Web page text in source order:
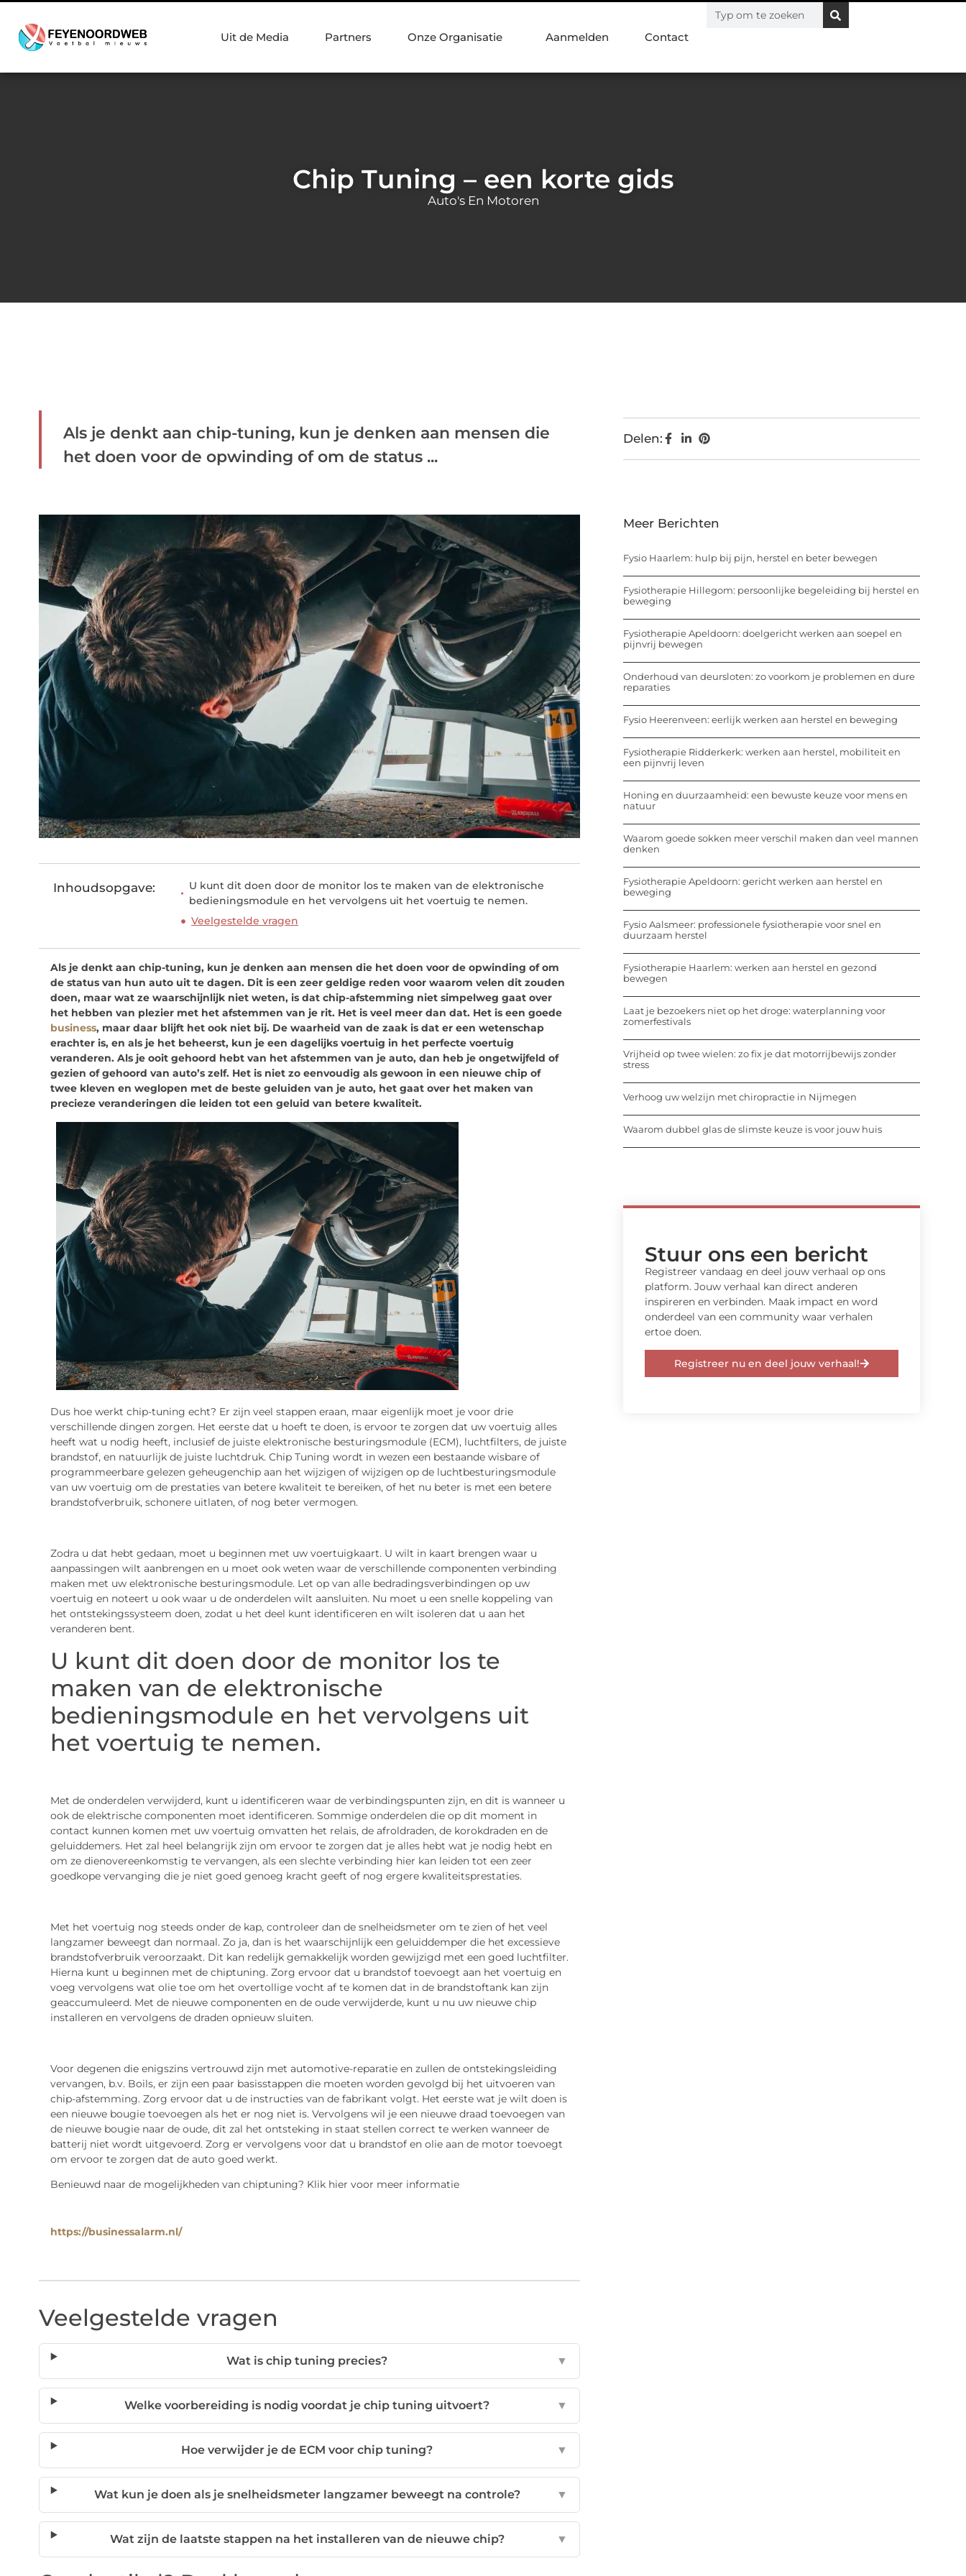
Uit de Media Partners Onze Organisatie Aanmelden Contact
Chip Tuning – een korte gids
Auto's En Motoren
Als je denkt aan chip-tuning, kun je denken aan mensen die
het doen voor de opwinding of om de status ...
Inhoudsopgave:
U kunt dit doen door de monitor los te maken van de elektronische
bedieningsmodule en het vervolgens uit het voertuig te nemen.
Veelgestelde vragen
Als je denkt aan chip-tuning, kun je denken aan mensen die het doen voor de opwinding of om
de status van hun auto uit te dagen. Dit is een zeer geldige reden voor waarom velen dit zouden
doen, maar wat ze waarschijnlijk niet weten, is dat chip-afstemming niet simpelweg gaat over
het hebben van plezier met het afstemmen van je rit. Het is veel meer dan dat. Het is een goede
business, maar daar blijft het ook niet bij. De waarheid van de zaak is dat er een wetenschap
erachter is, en als je het beheerst, kun je een dagelijks voertuig in het perfecte voertuig
veranderen. Als je ooit gehoord hebt van het afstemmen van je auto, dan heb je ongetwijfeld of
gezien of gehoord van auto’s zelf. Het is niet zo eenvoudig als gewoon in een nieuwe chip of
twee kleven en weglopen met de beste geluiden van je auto, het gaat over het maken van
precieze veranderingen die leiden tot een geluid van betere kwaliteit.
Dus hoe werkt chip-tuning echt? Er zijn veel stappen eraan, maar eigenlijk moet je voor drie
verschillende dingen zorgen. Het eerste dat u hoeft te doen, is ervoor te zorgen dat uw voertuig alles
heeft wat u nodig heeft, inclusief de juiste elektronische besturingsmodule (ECM), luchtfilters, de juiste
brandstof, en natuurlijk de juiste luchtdruk. Chip Tuning wordt in wezen een bestaande wisbare of
programmeerbare gelezen geheugenchip aan het wijzigen of wijzigen op de luchtbesturingsmodule
van uw voertuig om de prestaties van betere kwaliteit te bereiken, of het nu beter is met een betere
brandstofverbruik, schonere uitlaten, of nog beter vermogen.
Zodra u dat hebt gedaan, moet u beginnen met uw voertuigkaart. U wilt in kaart brengen waar u
aanpassingen wilt aanbrengen en u moet ook weten waar de verschillende componenten verbinding
maken met uw elektronische besturingsmodule. Let op van alle bedradingsverbindingen op uw
voertuig en noteert u ook waar u de onderdelen wilt aansluiten. Nu moet u een snelle koppeling van
het ontstekingssysteem doen, zodat u het deel kunt identificeren en wilt isoleren dat u aan het
veranderen bent.
U kunt dit doen door de monitor los te
maken van de elektronische
bedieningsmodule en het vervolgens uit
het voertuig te nemen.
Met de onderdelen verwijderd, kunt u identificeren waar de verbindingspunten zijn, en dit is wanneer u
ook de elektrische componenten moet identificeren. Sommige onderdelen die op dit moment in
contact kunnen komen met uw voertuig omvatten het relais, de afroldraden, de korokdraden en de
geluiddemers. Het zal heel belangrijk zijn om ervoor te zorgen dat je alles hebt wat je nodig hebt en
om ze dienovereenkomstig te vervangen, als een slechte verbinding hier kan leiden tot een zeer
goedkope vervanging die je niet goed genoeg kracht geeft of nog ergere kwaliteitsprestaties.
Met het voertuig nog steeds onder de kap, controleer dan de snelheidsmeter om te zien of het veel
langzamer beweegt dan normaal. Zo ja, dan is het waarschijnlijk een geluiddemper die het excessieve
brandstofverbruik veroorzaakt. Dit kan redelijk gemakkelijk worden gewijzigd met een goed luchtfilter.
Hierna kunt u beginnen met de chiptuning. Zorg ervoor dat u brandstof toevoegt aan het voertuig en
voeg vervolgens wat olie toe om het overtollige vocht af te komen dat in de brandstoftank kan zijn
geaccumuleerd. Met de nieuwe componenten en de oude verwijderde, kunt u nu uw nieuwe chip
installeren en vervolgens de draden opnieuw sluiten.
Voor degenen die enigszins vertrouwd zijn met automotive-reparatie en zullen de ontstekingsleiding
vervangen, b.v. Boils, er zijn een paar basisstappen die moeten worden gevolgd bij het uitvoeren van
chip-afstemming. Zorg ervoor dat u de instructies van de fabrikant volgt. Het eerste wat je wilt doen is
een nieuwe bougie toevoegen als het er nog niet is. Vervolgens wil je een nieuwe draad toevoegen van
de nieuwe bougie naar de oude, dit zal het ontsteking in staat stellen correct te werken wanneer de
batterij niet wordt uitgevoerd. Zorg er vervolgens voor dat u brandstof en olie aan de motor toevoegt
om ervoor te zorgen dat de auto goed werkt.
Benieuwd naar de mogelijkheden van chiptuning? Klik hier voor meer informatie
https://businessalarm.nl/
Veelgestelde vragen
Wat is chip tuning precies? ▼
Welke voorbereiding is nodig voordat je chip tuning uitvoert? ▼
Hoe verwijder je de ECM voor chip tuning? ▼
Wat kun je doen als je snelheidsmeter langzamer beweegt na controle? ▼
Wat zijn de laatste stappen na het installeren van de nieuwe chip? ▼
Delen:
Meer Berichten
Fysio Haarlem: hulp bij pijn, herstel en beter bewegen
Fysiotherapie Hillegom: persoonlijke begeleiding bij herstel en
beweging
Fysiotherapie Apeldoorn: doelgericht werken aan soepel en
pijnvrij bewegen
Onderhoud van deursloten: zo voorkom je problemen en dure
reparaties
Fysio Heerenveen: eerlijk werken aan herstel en beweging
Fysiotherapie Ridderkerk: werken aan herstel, mobiliteit en
een pijnvrij leven
Honing en duurzaamheid: een bewuste keuze voor mens en
natuur
Waarom goede sokken meer verschil maken dan veel mannen
denken
Fysiotherapie Apeldoorn: gericht werken aan herstel en
beweging
Fysio Aalsmeer: professionele fysiotherapie voor snel en
duurzaam herstel
Fysiotherapie Haarlem: werken aan herstel en gezond
bewegen
Laat je bezoekers niet op het droge: waterplanning voor
zomerfestivals
Vrijheid op twee wielen: zo fix je dat motorrijbewijs zonder
stress
Verhoog uw welzijn met chiropractie in Nijmegen
Waarom dubbel glas de slimste keuze is voor jouw huis
Stuur ons een bericht
Registreer vandaag en deel jouw verhaal op ons
platform. Jouw verhaal kan direct anderen
inspireren en verbinden. Maak impact en word
onderdeel van een community waar verhalen
ertoe doen.
Registreer nu en deel jouw verhaal!